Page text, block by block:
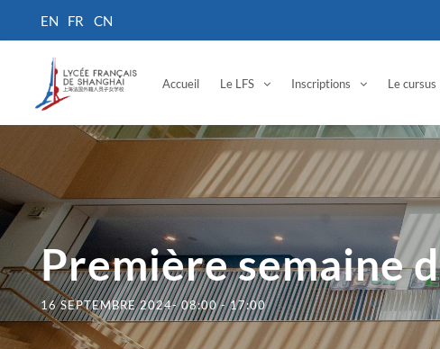
Accueil Le LFS Inscriptions Le cursus
Première semaine
16 SEPTEMBRE 2024- 08:00-17:00